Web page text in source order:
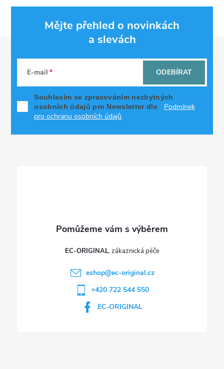
Mějte přehled o novinkách
a slevách
E-mail
Souhlasím se zpracováním nezbytných
osobních údajů pro Newsletter dle
Podmínek
pro ochranu osobních údajů
ODEBÍRAT
EC-ORIGINAL
eshop@ec-original.cz
+420 722 544 550
EC-ORIGINAL